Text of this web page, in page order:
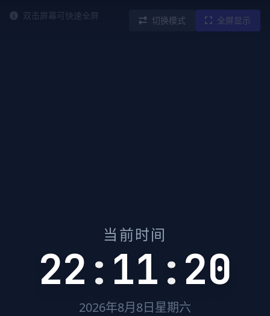
双击屏幕可快速全屏 切换模式 全屏显示
当前时间
22 : 11:20
2026年8月8日星期六